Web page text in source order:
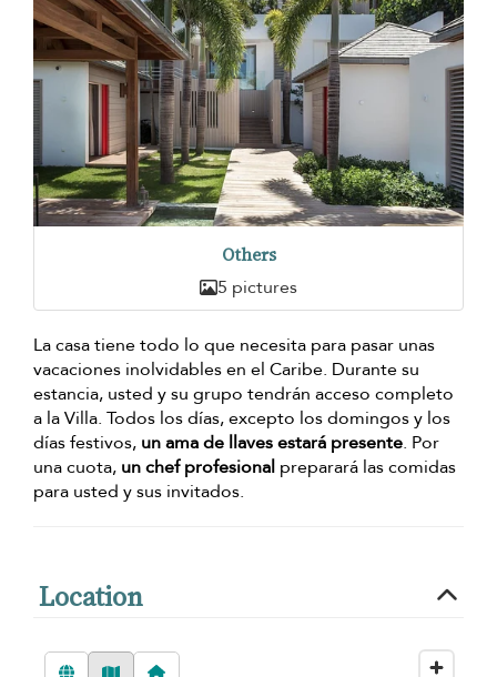
Others
5 pictures
La casa tiene todo lo que necesita para pasar unas
vacaciones inolvidables en el Caribe. Durante su
estancia, usted y su grupo tendrán acceso completo
a la Villa. Todos los días, excepto los domingos y los
días festivos, un ama de llaves estará presente. Por
una cuota, un chef profesional preparará las comidas
para usted y sus invitados.
Location